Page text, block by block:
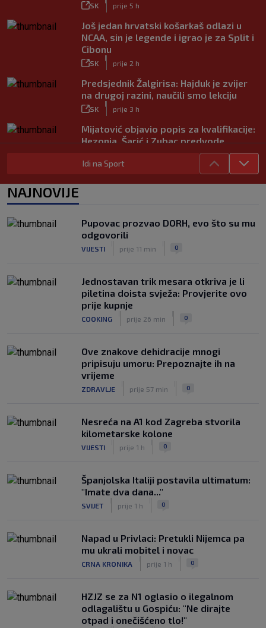
SK prije 5 h
Još jedan hrvatski košarkaš odlazi u
NCAA, sin je legende i igrao je za Split i
Cibonu
SK prije 2 h
Predsjednik Žalgirisa: Hajduk je zvijer
na drugoj razini, naučili smo lekciju
SK prije 3 h
Mijatović objavio popis za kvalifikacije:
Hezonja, Šarić i Zubac predvode
SK
|
prije 4 h
Benfica ponovno želi Šutala?
SK prije 7 h
Znate li kad je Hajduk u Europi zadnji
put dao pet golova? Igrali su Vlašić i
SK prije 8 h
Idi na Sport
NAJNOVIJE
Pupovac prozvao DORH, evo što su mu
odgovorili
VIJESTI prije 11 min 0
Jednostavan trik mesara otkriva je li
piletina doista svježa: Provjerite ovo
prije kupnje
COOKING prije 26 min 0
Ove znakove dehidracije mnogi
pripisuju umoru: Prepoznajte ih na
vrijeme
ZDRAVLJE prije 57 min 0
Nesreća na A1 kod Zagreba stvorila
kilometarske kolone
VIJESTI prije 1 h 0
Španjolska Italiji postavila ultimatum:
"Imate dva dana..."
SVIJET prije 1 h 0
Napad u Privlaci: Pretukli Nijemca pa
mu ukrali mobitel i novac
CRNA KRONIKA prije 1 h 0
HZJZ se za N1 oglasio o ilegalnom
odlagalištu u Gospiću: "Ne dirajte
otpad i onečišćeno tlo!"